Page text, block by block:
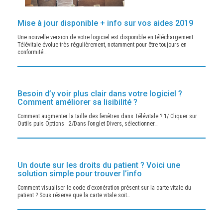
Mise à jour disponible + info sur vos aides 2019
Une nouvelle version de votre logiciel est disponible en téléchargement.
Télévitale évolue très régulièrement, notamment pour être toujours en
conformité…
Besoin d’y voir plus clair dans votre logiciel ?
Comment améliorer sa lisibilité ?
Comment augmenter la taille des fenêtres dans Télévitale ? 1/ Cliquer sur
Outils puis Options 2/Dans l’onglet Divers, sélectionner…
Un doute sur les droits du patient ? Voici une
solution simple pour trouver l’info
Comment visualiser le code d’exonération présent sur la carte vitale du
patient ? Sous réserve que la carte vitale soit…